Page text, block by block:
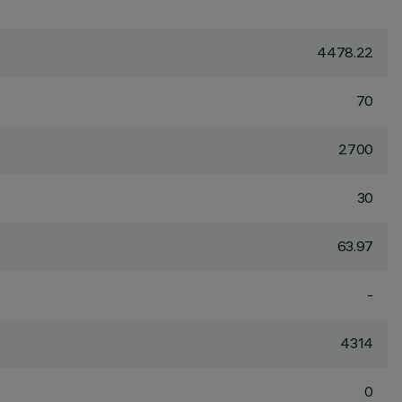
4478.22
70
2700
30
63.97
-
4314
0